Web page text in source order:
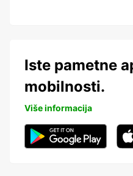
Iste pametne
mobilnosti.
Više informacija